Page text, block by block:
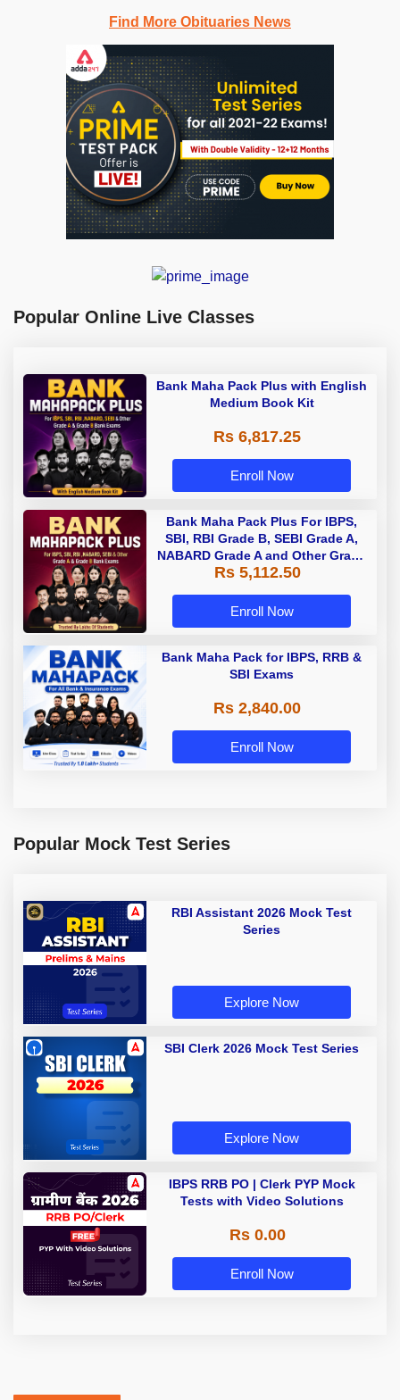
Find More Obituaries News
Popular Online Live Classes
Bank Maha Pack Plus with English
Medium Book Kit
Rs 6,817.25
Enroll Now
Bank Maha Pack Plus For IBPS,
SBI, RBI Grade B, SEBI Grade A,
NABARD Grade A and Other Grade
A & Grade B Bank Exams
Rs 5,112.50
Enroll Now
Bank Maha Pack for IBPS, RRB &
SBI Exams
Rs 2,840.00
Enroll Now
Popular Mock Test Series
RBI Assistant 2026 Mock Test
Series
Explore Now
SBI Clerk 2026 Mock Test Series
Explore Now
IBPS RRB PO | Clerk PYP Mock
Tests with Video Solutions
Rs 0.00
Enroll Now